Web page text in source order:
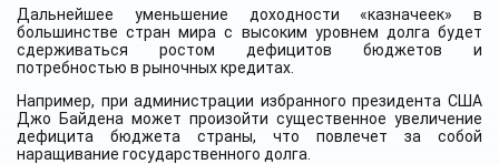
Дальнейшее уменьшение доходности «казначеек» в
большинстве стран мира с высоким уровнем долга будет
сдерживаться ростом дефицитов бюджетов и
потребностью в рыночных кредитах.
Например, при администрации избранного президента США
Джо Байдена может произойти существенное увеличение
дефицита бюджета страны, что повлечет за собой
наращивание государственного долга.